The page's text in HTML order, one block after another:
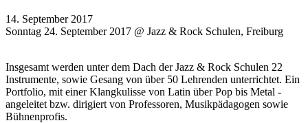
14. September 2017
Sonntag 24. September 2017 @ Jazz & Rock Schulen, Freiburg
Insgesamt werden unter dem Dach der Jazz & Rock Schulen 22
Instrumente, sowie Gesang von über 50 Lehrenden unterrichtet. Ein
Portfolio, mit einer Klangkulisse von Latin über Pop bis Metal -
angeleitet bzw. dirigiert von Professoren, Musikpädagogen sowie
Bühnenprofis.